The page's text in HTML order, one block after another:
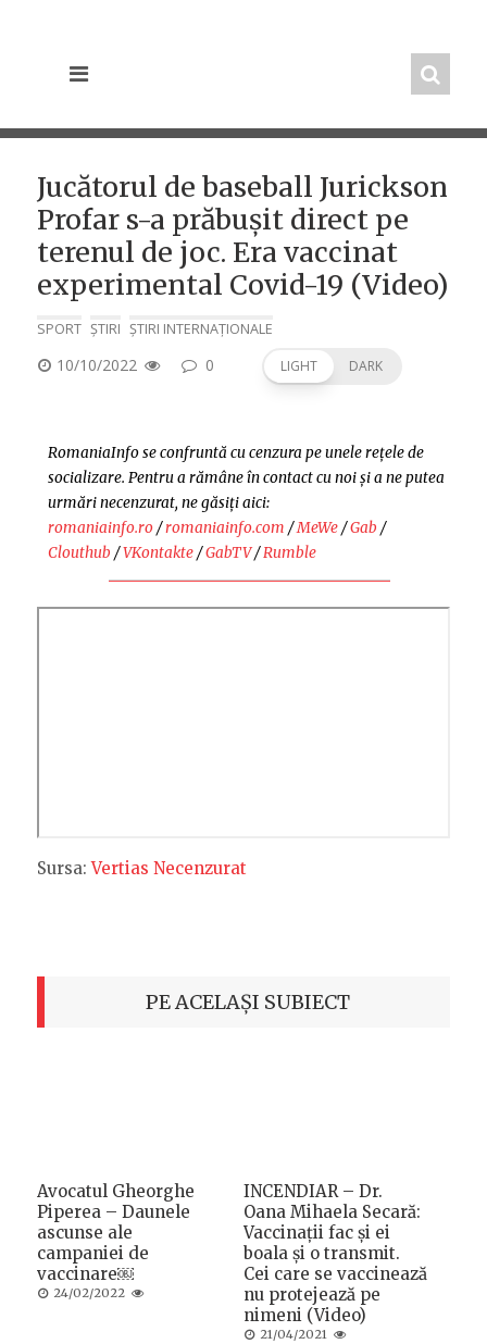
Jucătorul de baseball Jurickson
Profar s-a prăbușit direct pe
terenul de joc. Era vaccinat
experimental Covid-19 (Video)
SPORT ȘTIRI ȘTIRI INTERNAȚIONALE
POSTED
10/10/2022 0 LIGHT DARK
RomaniaInfo se confruntă cu cenzura pe unele rețele de
socializare. Pentru a rămâne în contact cu noi și a ne putea
urmări necenzurat, ne găsiți aici:
romaniainfo.ro/romaniainfo.com /MeWe/Gab /
Clouthub /VKontakte/GabTV/Rumble
Sursa:Vertias Necenzurat
PE ACELAȘI SUBIECT
Avocatul Gheorghe
Piperea – Daunele
ascunse ale
campaniei de
vaccinare￼
Posted
24/02/2022
INCENDIAR – Dr.
Oana Mihaela Secară:
Vaccinații fac și ei
boala și o transmit.
Cei care se vaccinează
nu protejează pe
nimeni (Video)
Posted
21/04/2021